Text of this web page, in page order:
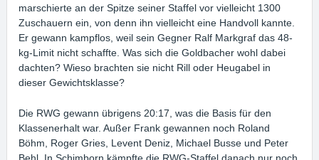
marschierte an der Spitze seiner Staffel vor vielleicht 1300
Zuschauern ein, von denn ihn vielleicht eine Handvoll kannte.
Er gewann kampflos, weil sein Gegner Ralf Markgraf das 48-
kg-Limit nicht schaffte. Was sich die Goldbacher wohl dabei
dachten? Wieso brachten sie nicht Rill oder Heugabel in
dieser Gewichtsklasse?
Die RWG gewann übrigens 20:17, was die Basis für den
Klassenerhalt war. Außer Frank gewannen noch Roland
Böhm, Roger Gries, Levent Deniz, Michael Busse und Peter